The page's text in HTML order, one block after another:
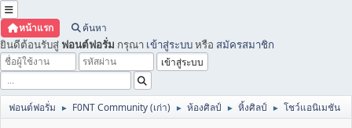
หน้าแรก ค้นหา
ยินดีต้อนรับสู่ ฟอนต์ฟอรั่ม กรุณา เข้าสู่ระบบหรือ สมัครสมาชิก
ฟอนต์ฟอรั่ม ► F0NT Community (เก่า) ► ห้องศิลป์ ► หิ้งศิลป์ ► โชว์แอนิเมชัน